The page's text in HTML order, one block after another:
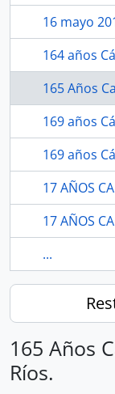
16 mayo
164 años
165 Años
169 años
169 años
17 AÑOS
...
165 Años
Ríos.